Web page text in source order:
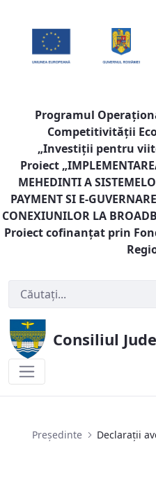
Programul
Competitivităţii
„Investiţii pentru
Proiect „
MEHEDINTI A
PAYMENT SI E-
CONEXIUNILOR LA
Proiect cofinanţat prin
Consiliul
Președinte Declarații